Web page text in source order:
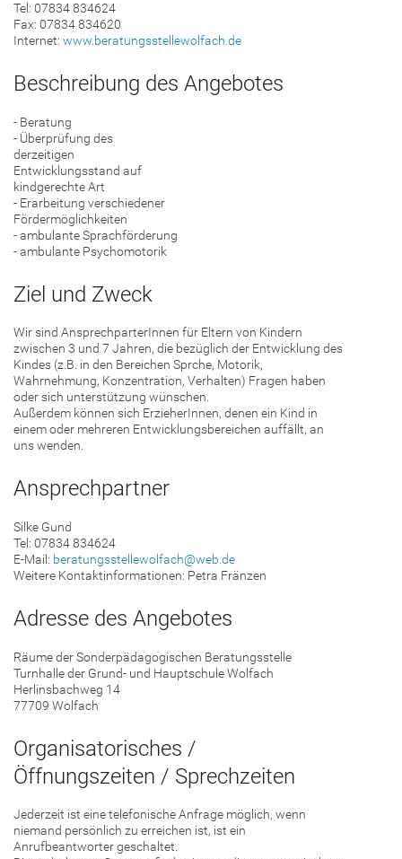
Tel: 07834 834624
Fax: 07834 834620
Internet: www.beratungsstellewolfach.de
Beschreibung des Angebotes
- Beratung
- Überprüfung des
derzeitigen
Entwicklungsstand auf
kindgerechte Art
- Erarbeitung verschiedener
Fördermöglichkeiten
- ambulante Sprachförderung
- ambulante Psychomotorik
Ziel und Zweck
Wir sind AnsprechparterInnen für Eltern von Kindern
zwischen 3 und 7 Jahren, die bezüglich der Entwicklung des
Kindes (z.B. in den Bereichen Sprche, Motorik,
Wahrnehmung, Konzentration, Verhalten) Fragen haben
oder sich unterstützung wünschen.
Außerdem können sich ErzieherInnen, denen ein Kind in
einem oder mehreren Entwicklungsbereichen auffällt, an
uns wenden.
Ansprechpartner
Silke Gund
Tel: 07834 834624
E-Mail: beratungsstellewolfach@web.de
Weitere Kontaktinformationen: Petra Fränzen
Adresse des Angebotes
Räume der Sonderpädagogischen Beratungsstelle
Turnhalle der Grund- und Hauptschule Wolfach
Herlinsbachweg 14
77709 Wolfach
Organisatorisches /
Öffnungszeiten / Sprechzeiten
Jederzeit ist eine telefonische Anfrage möglich, wenn
niemand persönlich zu erreichen ist, ist ein
Anrufbeantworter geschaltet.